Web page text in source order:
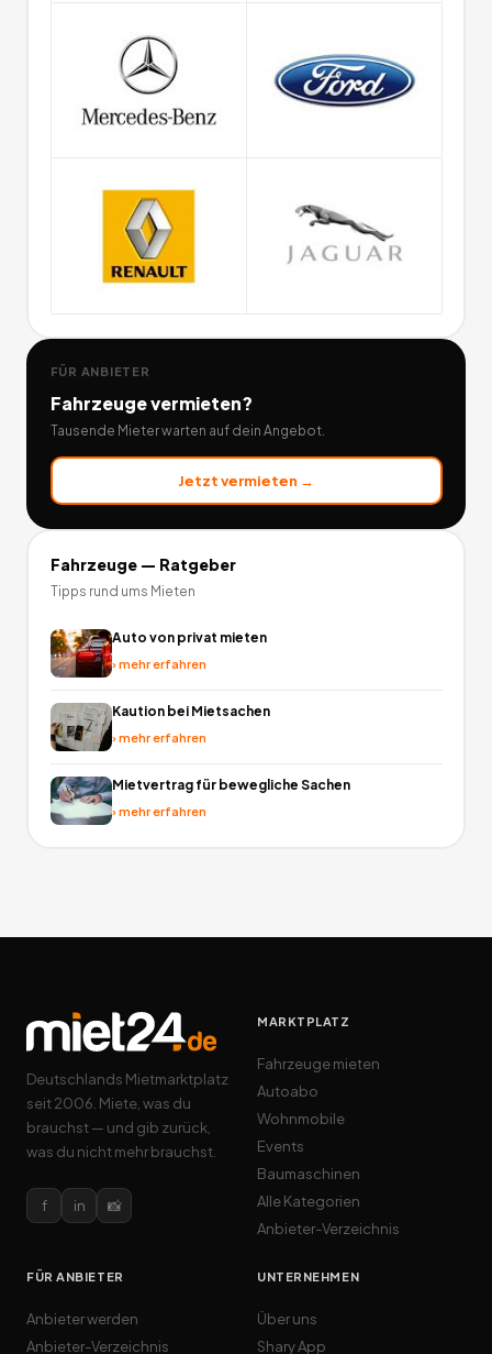
FÜR ANBIETER
Fahrzeugevermieten?
Tausende Mieter warten auf dein Angebot.
Jetzt vermieten →
Fahrzeuge— Ratgeber
Tipps rund ums Mieten
Auto von privat mieten
›mehr erfahren
Kaution bei Mietsachen
›mehr erfahren
Mietvertrag für bewegliche Sachen
›mehr erfahren
Deutschlands Mietmarktplatz
seit 2006. Miete, was du
brauchst — und gib zurück,
was du nicht mehr brauchst.
f in 📸
MARKTPLATZ
Fahrzeuge mieten
Autoabo
Wohnmobile
Events
Baumaschinen
Alle Kategorien
Anbieter-Verzeichnis
FÜR ANBIETER
Anbieter werden
Anbieter-Verzeichnis
UNTERNEHMEN
Über uns
Shary App